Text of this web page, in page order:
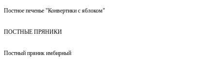
Постное печенье "Конвертики с яблоком"
ПОСТНЫЕ ПРЯНИКИ
Постный пряник имбирный